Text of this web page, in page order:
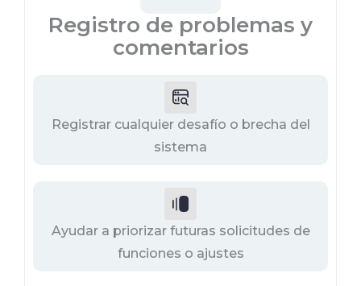
Registro de problemas y
comentarios
Registrar cualquier desafío o brecha del
sistema
Ayudar a priorizar futuras solicitudes de
funciones o ajustes